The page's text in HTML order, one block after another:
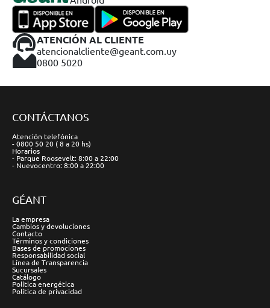
ATENCIÓN AL CLIENTE
atencionalcliente@geant.com.uy
0800 5020
CONTÁCTANOS
Atención telefónica
- 0800 50 20 ( 8 a 20 hs)
Horarios
- Parque Roosevelt: 8:00 a 22:00
- Nuevocentro: 8:00 a 22:00
GÉANT
La empresa
Cambios y devoluciones
Contacto
Términos y condiciones
Bases de promociones
Responsabilidad social
Línea de Transparencia
Sucursales
Catálogo
Política energética
Política de privacidad